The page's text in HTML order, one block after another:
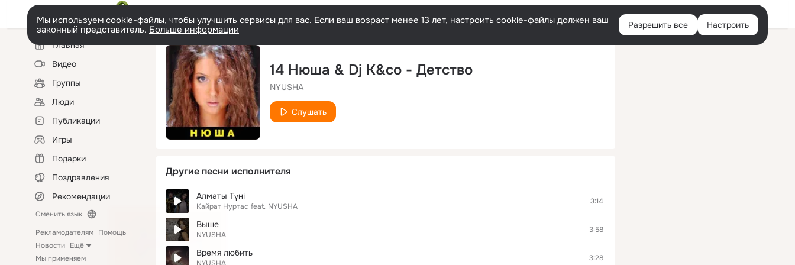
Войти
Мы используем cookie-файлы, чтобы улучшить сервисы для вас. Если ваш возраст менее 13 лет, настроить cookie-файлы должен ваш
законный представитель. Больше информации Разрешить все Настроить
Левая
колонкаГлавная
Видео
Группы
Люди
Публикации
Игры
Подарки
Поздравления
Рекомендации
Сменить язык
Рекламодателям Помощь
Новости Ещё
Мы применяем
14 Нюша & Dj K&co - Детство
NYUSHA
Слушать
Другие песни исполнителя
Алматы Түні
Кайрат Нуртас feat. NYUSHA
3:14
Выше
NYUSHA
3:58
Время любить 3:28